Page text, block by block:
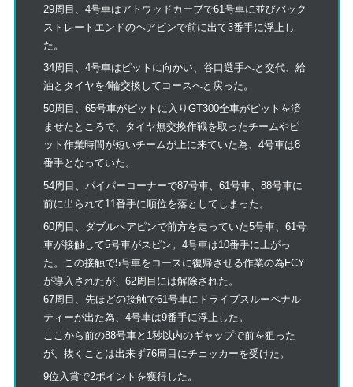
29周目、4号車はアトウッドカーブで61号車に並びバック
ストレートエンドのヘアピンで前に出て3番手に浮上し
た。
34周目、4号車はピットに向かい、谷口選手へと交代、給
油とタイヤを4輪交換してコースへと戻った。
50周目、65号車がピットに入りGT300全車がピットを済
ませたところで、タイヤ無交換作戦を取ったチームやピ
ット作業時間が短いチームが上に来ていた為、4号車は8
番手となっていた。
54周目、パイパーコーナーで87号車、61号車、88号車に
前に出られて11番手に順位を落としてしまった。
60周目、ダブルヘアピンで前方を走っていた5号車、61号
車が接触して5号車がスピン。4号車は10番手に上がっ
た。この接触で5号車をコースに復帰させる作業の為FCY
が導入されたが、62周目には解除された。
67周目、先ほどの接触で61号車にドライブスルーペナル
ティーが出た為、4号車は9番手に浮上した。
ここから前の88号車と1秒以内のギャップで前を狙った
が、抜くことは出来ず76周目にチェッカーを受けた。
9位入賞で2ポイントを獲得した。